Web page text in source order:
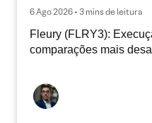
6 Ago 2026 • 3 mins de leitura
Fleury (FLRY3):
comparações mais